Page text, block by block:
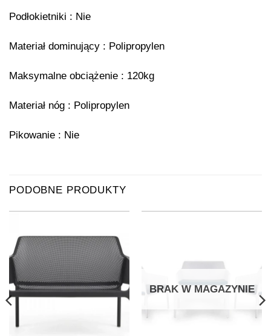
Podłokietniki : Nie
Materiał dominujący : Polipropylen
Maksymalne obciążenie : 120kg
Materiał nóg : Polipropylen
Pikowanie : Nie
PODOBNE PRODUKTY
BRAK W MAGAZYNIE